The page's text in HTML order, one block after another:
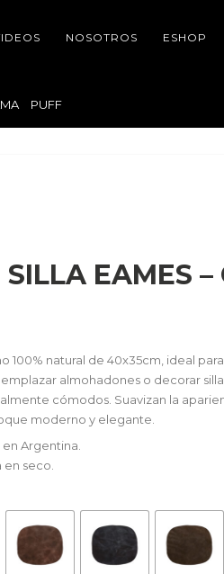
NOSOTROS ESHOP
PUFF
EAMES –
100% natural de 40x35cm, ideal para
almohadones o decorar
cómodos. Suavizan la
moderno y elegante.
Argentina.
seco.